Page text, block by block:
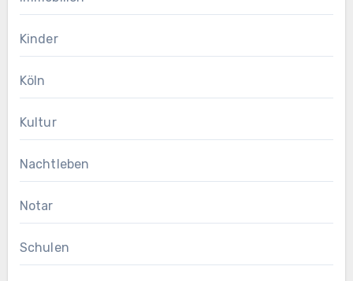
Kinder
Köln
Kultur
Nachtleben
Notar
Schulen